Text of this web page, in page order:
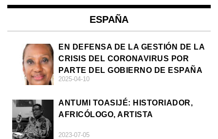
ESPAÑA
EN DEFENSA DE LA GESTIÓN DE LA
CRISIS DEL CORONAVIRUS POR
PARTE DEL GOBIERNO DE ESPAÑA
2025-04-10
ANTUMI TOASIJÉ: HISTORIADOR,
AFRICÓLOGO, ARTISTA
2023-07-05